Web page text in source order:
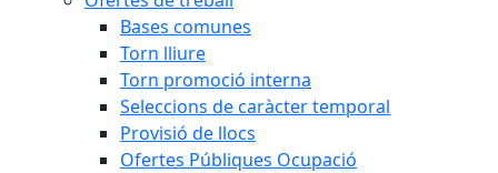
Bases comunes
Torn lliure
Torn promoció interna
Seleccions de caràcter temporal
Provisió de llocs
Ofertes Públiques Ocupació